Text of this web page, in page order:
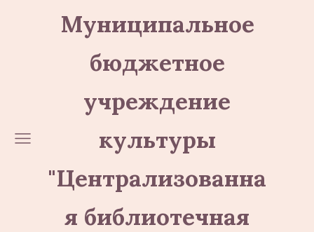
Муниципальное
бюджетное
учреждение
культуры
"Централизованна
я библиотечная